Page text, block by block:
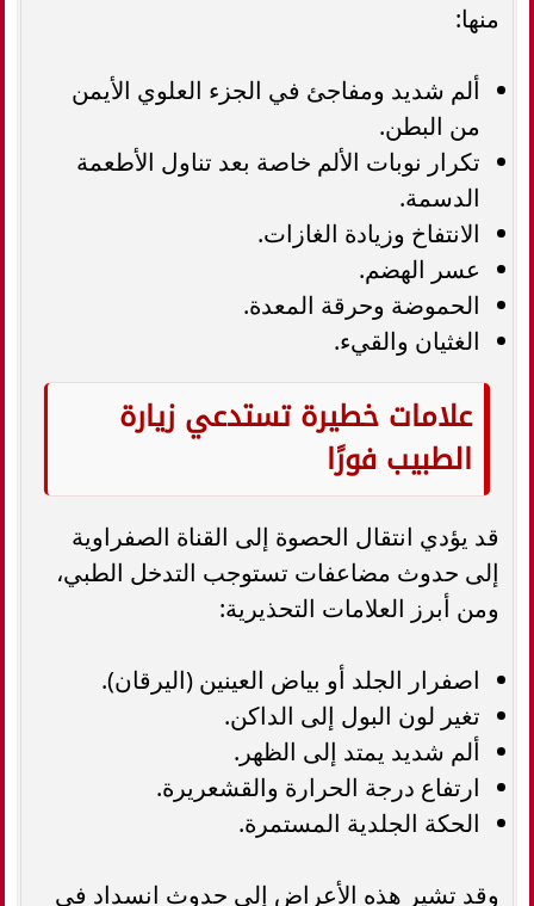
منها:
ألم شديد ومفاجئ في الجزء العلوي الأيمن
من البطن.
تكرار نوبات الألم خاصة بعد تناول الأطعمة
الدسمة.
الانتفاخ وزيادة الغازات.
عسر الهضم.
الحموضة وحرقة المعدة.
الغثيان والقيء.
علامات خطيرة تستدعي زيارة
الطبيب فورًا
قد يؤدي انتقال الحصوة إلى القناة الصفراوية
إلى حدوث مضاعفات تستوجب التدخل الطبي،
ومن أبرز العلامات التحذيرية:
اصفرار الجلد أو بياض العينين (اليرقان).
تغير لون البول إلى الداكن.
ألم شديد يمتد إلى الظهر.
ارتفاع درجة الحرارة والقشعريرة.
الحكة الجلدية المستمرة.
وقد تشير هذه الأعراض إلى حدوث انسداد في